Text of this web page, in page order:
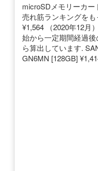
microSDメモリーカ
売れ筋ランキングを
¥1,564 （2020年12月
始から一定期間経過
ら算出しています.
GN6MN [128GB]